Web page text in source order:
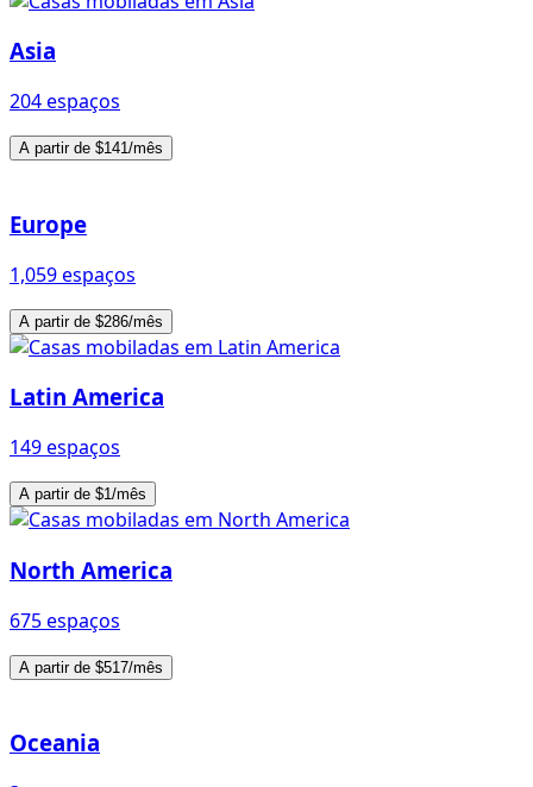
Asia
204 espaços
A partir de $141/mês
Europe
1,059 espaços
A partir de $286/mês
Latin America
149 espaços
A partir de $1/mês
North America
675 espaços
A partir de $517/mês
Oceania